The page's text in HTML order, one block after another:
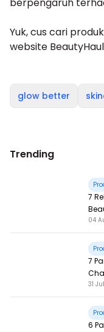
Yuk, cus cari
website
glow better
Trending
7
04
7
31
6